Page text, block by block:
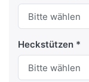
Heckstützen